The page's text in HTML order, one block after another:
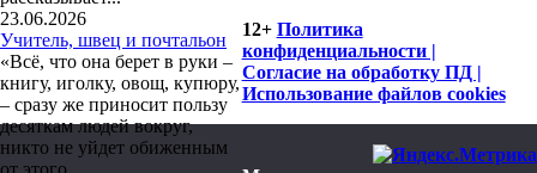
23.06.2026
Учитель, швец и почтальон
«Всё, что она берет в руки –
книгу, иголку, овощ, купюру,
– сразу же приносит пользу
десяткам людей вокруг,
никто не уйдет обиженным
от этого...
12+ Политика
конфиденциальности |
Согласие на обработку ПД |
Использование файлов cookies